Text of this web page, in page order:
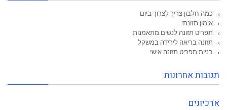
כמה חלבון צריך לצרוך ביום
אימון תזונתי
תפריט תזונה לנשים מתאמנות
תזונה בריאה לירידה במשקל
בניית תפריט תזונה אישי
תגובות אחרונות
ארכיונים